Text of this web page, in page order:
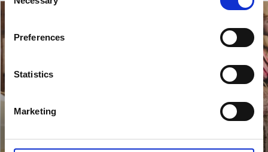
Selection
Preferences
Statistics
Marketing
loppis, antik,
Läs mer
Gårdsbutiker
Läs mer